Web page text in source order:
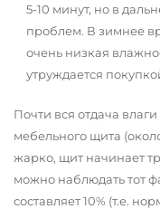
5-10 минут, но в
проблем. В зимнее
очень низкая
утруждается
Почти вся отдача
мебельного щита
жарко, щит начинает
можно наблюдать тот
составляет 10% (т.е.